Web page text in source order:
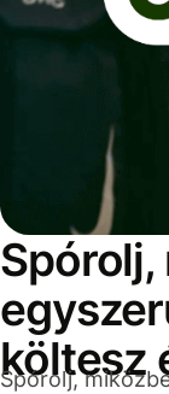
költesz
Spórolj,